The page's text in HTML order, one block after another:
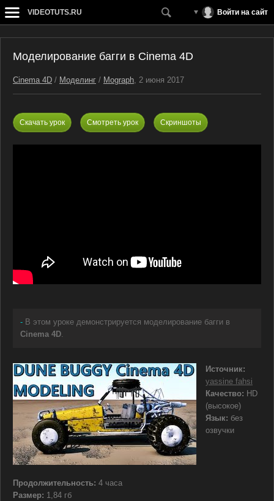
VIDEOTUTS.RU Войти на сайт
Моделирование багги в Cinema 4D
Cinema 4D / Моделинг / Mograph, 2 июня 2017
Скачать урок Смотреть урок Скриншоты
- В этом уроке демонстрируется моделирование багги в
Cinema 4D.
Источник:
yassine fahsi
Качество: HD
(высокое)
Язык: без
озвучки
Продолжительность: 4 часа
Размер: 1,84 гб